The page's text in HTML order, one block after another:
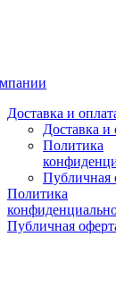
Доставка и
Доставка и
Политика
Публичная
Политика
Публичная